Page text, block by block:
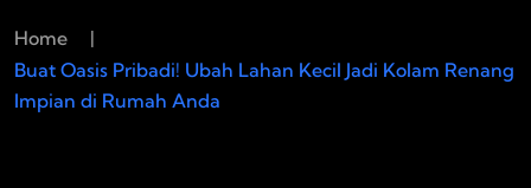
Home
|
Buat Oasis Pribadi! Ubah Lahan Kecil Jadi Kolam Renang
Impian di Rumah Anda